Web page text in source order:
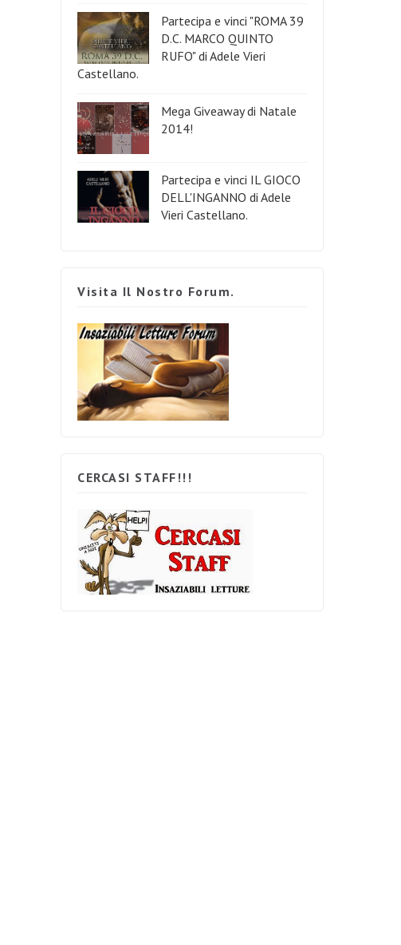
Partecipa e vinci "ROMA 39
D.C. MARCO QUINTO
RUFO" di Adele Vieri
Castellano.
Mega Giveaway di Natale
2014!
Partecipa e vinci IL GIOCO
DELL'INGANNO di Adele
Vieri Castellano.
Visita Il Nostro Forum.
CERCASI STAFF!!!